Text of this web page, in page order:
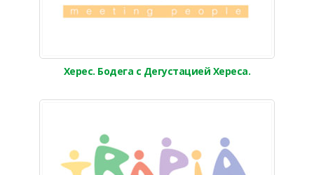
Херес. Бодега с Дегустацией Хереса.